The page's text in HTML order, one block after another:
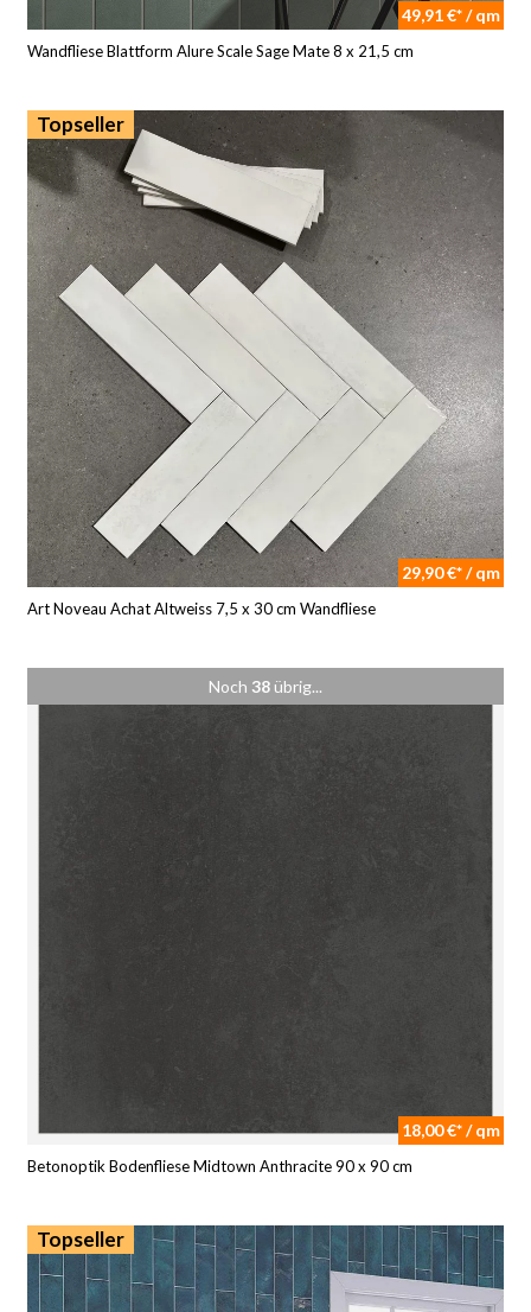
49,91 €* / qm
Wandfliese Blattform Alure Scale Sage Mate 8 x 21,5 cm
Topseller
29,90 €* / qm
Art Noveau Achat Altweiss 7,5 x 30 cm Wandfliese
Noch 38 übrig...
18,00 €* / qm
Betonoptik Bodenfliese Midtown Anthracite 90 x 90 cm
Topseller